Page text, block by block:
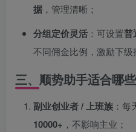
据 ，管理清晰；
分组定价灵活 ：可设置普
不同佣金比例，激励下级
三、顺势助手适合哪
副业创业者 / 上班族 ：每
10000+ ，不影响主业；